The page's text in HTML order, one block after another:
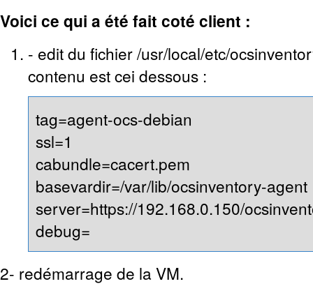
Voici ce qui a été fait coté client :
- edit du fichier /usr/local/etc/
contenu est cei dessous :
tag=agent-ocs-debian
ssl=1
cabundle=cacert.pem
basevardir=/var/lib/ocsinventory-agent
server=https://192.168.0.150/
debug=
2- redémarrage de la VM.